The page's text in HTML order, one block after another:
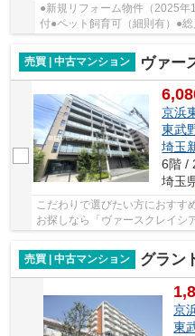
●新規リフォーム物件（2025
付●ペット飼育可（細則有）●
C棟）●管理人週7勤務
売買 | 中古マンション
ヴァー
京浜
東武
6階 /
埼玉
こだわりで選びたい方におすす
お探しなら「ヴァースクレイシ
売買 | 中古マンション
グランド
京
東